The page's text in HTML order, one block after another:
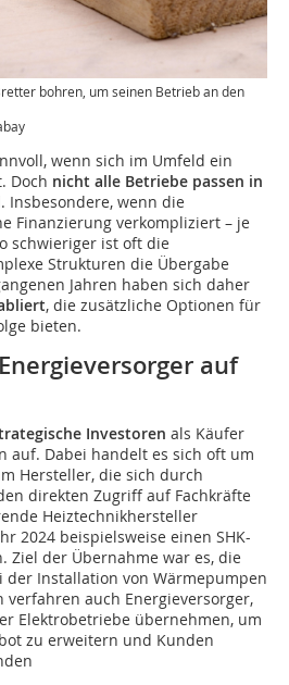
bohren, um seinen Betrieb an den
wenn sich im Umfeld ein
Doch nicht alle Betriebe passen in
. Insbesondere, wenn die
Finanzierung verkompliziert – je
schwieriger ist oft die
Strukturen die Übergabe
Jahren haben sich daher
, die zusätzliche Optionen für
bieten.
auf
Investoren als Käufer
auf. Dabei handelt es sich oft um
Hersteller, die sich durch
direkten Zugriff auf Fachkräfte
Heiztechnikhersteller
2024 beispielsweise einen SHK-
Ziel der Übernahme war es, die
der Installation von Wärmepumpen
auch Energieversorger,
Elektrobetriebe übernehmen, um
zu erweitern und Kunden